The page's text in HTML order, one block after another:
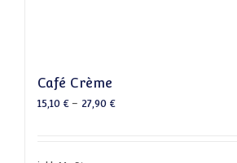
Café Crème
15,10 €– 27,90 €